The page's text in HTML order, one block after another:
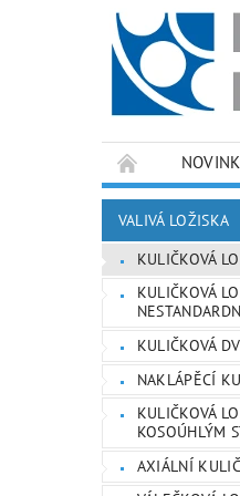
PODMÍNKY
VALIVÁ LOŽISKA
KULIČKOVÁ
KULIČKOVÁ
KULIČKOVÁ
NAKLÁPĚCÍ
KULIČKOVÁ
KOSOÚHLÝM
AXIÁLNÍ